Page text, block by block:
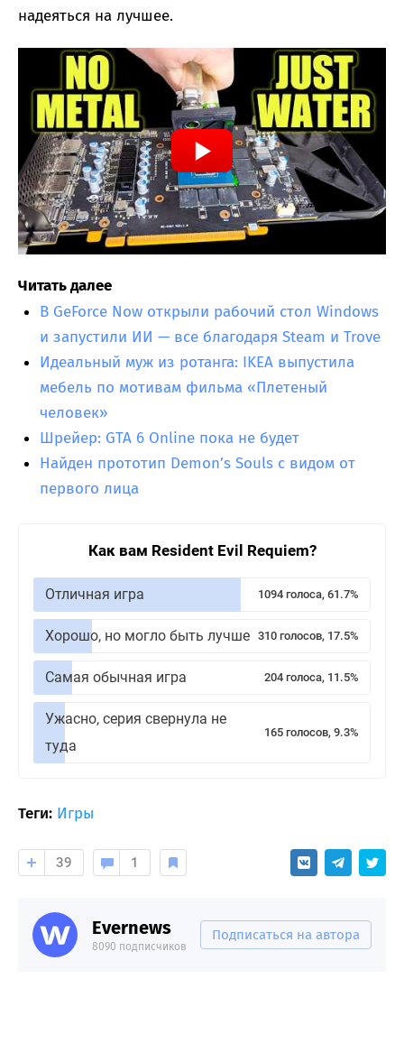
надеяться на лучшее.
Читать далее
В GeForce Now открыли рабочий стол Windows
и запустили ИИ — все благодаря Steam и Trove
Идеальный муж из ротанга: IKEA выпустила
мебель по мотивам фильма «Плетеный
человек»
Шрейер: GTA 6 Online пока не будет
Найден прототип Demon’s Souls с видом от
первого лица
Как вам Resident Evil Requiem?
Отличная игра 1094 голоса, 61.7%
Хорошо, но могло быть лучше 310 голосов, 17.5%
Самая обычная игра 204 голоса, 11.5%
Ужасно, серия свернула не
туда
165 голосов, 9.3%
Теги: Игры
39 1
Evernews
8090 подписчиков
Подписаться на автора